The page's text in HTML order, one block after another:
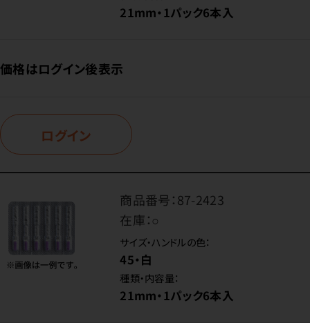
21mm・1パック6本入
価格はログイン後表示
ログイン
商品番号：87-2423
在庫：○
サイズ・ハンドルの色：
45・白
種類・内容量：
21mm・1パック6本入